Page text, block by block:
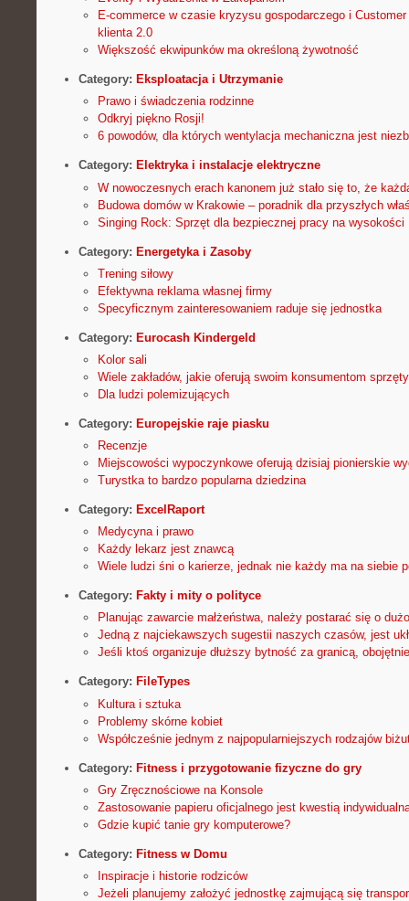
E-commerce w czasie kryzysu gospodarczego i Customer
klienta 2.0
Większość ekwipunków ma określoną żywotność
Category: Eksploatacja i Utrzymanie
Prawo i świadczenia rodzinne
Odkryj piękno Rosji!
6 powodów, dla których wentylacja mechaniczna jest
Category: Elektryka i instalacje elektryczne
W nowoczesnych erach kanonem już stało się to, że
Budowa domów w Krakowie – poradnik dla przyszłych
Singing Rock: Sprzęt dla bezpiecznej pracy na wysokości
Category: Energetyka i Zasoby
Trening siłowy
Efektywna reklama własnej firmy
Specyficznym zainteresowaniem raduje się jednostka
Category: Eurocash Kindergeld
Kolor sali
Wiele zakładów, jakie oferują swoim konsumentom
Dla ludzi polemizujących
Category: Europejskie raje piasku
Recenzje
Miejscowości wypoczynkowe oferują dzisiaj pionierskie
Turystka to bardzo popularna dziedzina
Category: ExcelRaport
Medycyna i prawo
Każdy lekarz jest znawcą
Wiele ludzi śni o karierze, jednak nie każdy ma na siebie
Category: Fakty i mity o polityce
Planując zawarcie małżeństwa, należy postarać się o dużo
Jedną z najciekawszych sugestii naszych czasów, jest
Jeśli ktoś organizuje dłuższy bytność za granicą,
Category: FileTypes
Kultura i sztuka
Problemy skórne kobiet
Współcześnie jednym z najpopularniejszych rodzajów
Category: Fitness i przygotowanie fizyczne do gry
Gry Zręcznościowe na Konsole
Zastosowanie papieru oficjalnego jest kwestią
Gdzie kupić tanie gry komputerowe?
Category: Fitness w Domu
Inspiracje i historie rodziców
Jeżeli planujemy założyć jednostkę zajmującą się